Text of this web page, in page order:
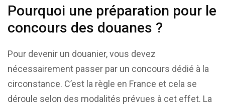
Pourquoi une préparation pour le
concours des douanes ?
Pour devenir un douanier, vous devez
nécessairement passer par un concours dédié à la
circonstance. C’est la règle en France et cela se
déroule selon des modalités prévues à cet effet. La